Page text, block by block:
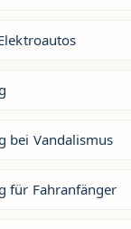
bei Vandalismus
für Fahranfänger